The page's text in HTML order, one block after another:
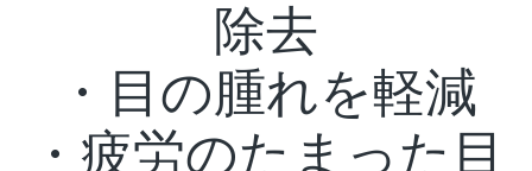
除去
・目の腫れを軽減
・疲労のたまった目